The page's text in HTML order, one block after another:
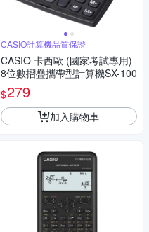
CASIO計算機品質保證
CASIO 卡西歐 (國家考試專用)
8位數摺疊攜帶型計算機SX-100
$279
加入購物車